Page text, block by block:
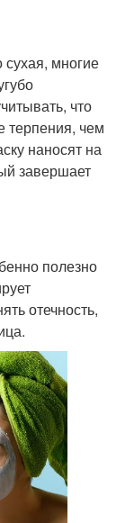
сухая, многие
что
терпения, чем
наносят на
завершает
полезно
отечность,